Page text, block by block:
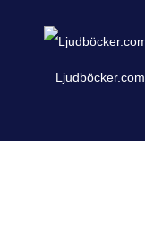
Ljudböcker.com